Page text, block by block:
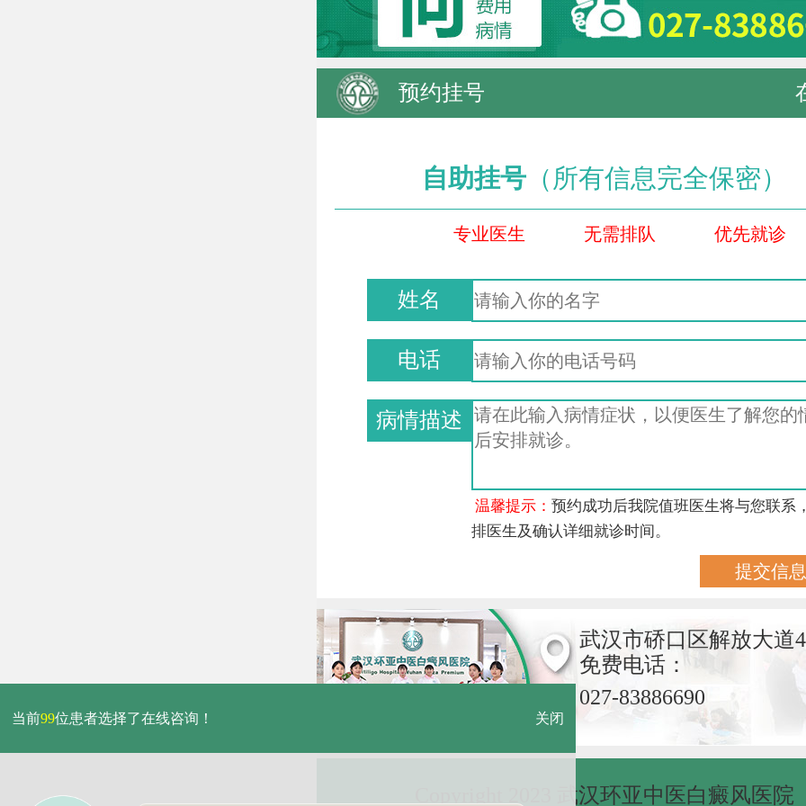
预约挂号
自助挂号 （所有信息完全保密）
专业医生 无需排队 优先就诊
姓名
电话
病情描述
温馨提示：预约成功后我院值班医生将与您联系
排医生及确认详细就诊时间。
武汉市硚口区解放大道
免费电话：
027-83886690
Copyright 2023 武汉环亚中医白癜风医院
当前99位患者选择了在线咨询！ 关闭